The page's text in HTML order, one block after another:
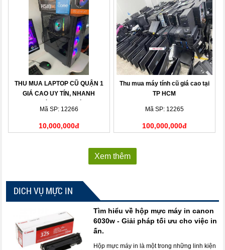
THU MUA LAPTOP CŨ QUẬN 1
GIÁ CAO UY TÍN, NHANH
Mã SP: 12266
10,000,000đ
Thu mua máy tính cũ giá cao tại
TP HCM
Mã SP: 12265
100,000,000đ
Xem thêm
DICH VỤ MỰC IN
Tìm hiểu về hộp mực máy in canon
6030w - Giải pháp tối ưu cho việc in
ấn.
Hộp mực máy in là một trong những linh kiện